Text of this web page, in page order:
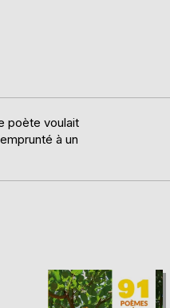
poète voulait
à un